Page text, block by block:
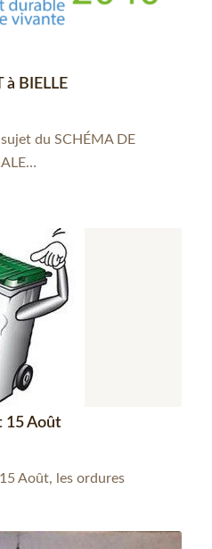
à BIELLE
du SCHÉMA DE
15 Août
Août, les ordures